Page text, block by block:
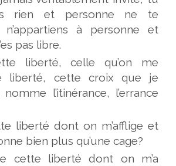
rien et personne ne te
n’appartiens à personne et
pas libre.
liberté, celle qu’on me
liberté, cette croix que je
l’itinérance, l’errance
liberté dont on m’afflige et
bien plus qu’une cage?
cette liberté dont on m’a